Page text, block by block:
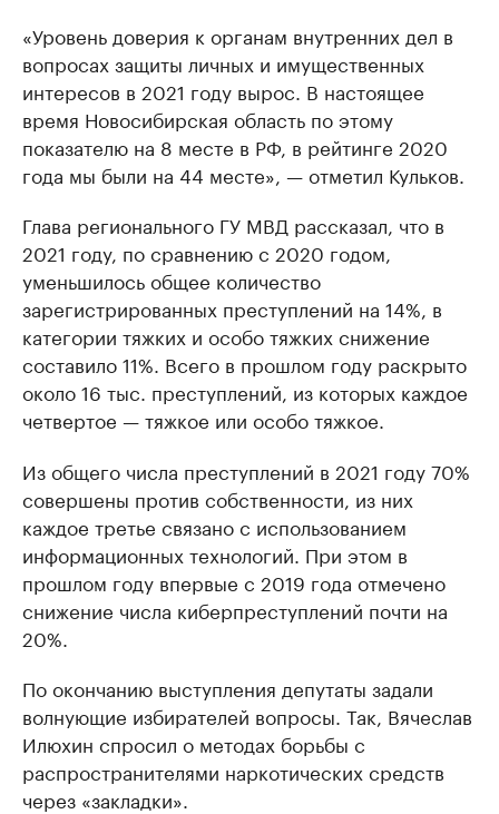
«Уровень доверия к органам внутренних дел в
вопросах защиты личных и имущественных
интересов в 2021 году вырос. В настоящее
время Новосибирская область по этому
показателю на 8 месте в РФ, в рейтинге 2020
года мы были на 44 месте», — отметил Кульков.
Глава регионального ГУ МВД рассказал, что в
2021 году, по сравнению с 2020 годом,
уменьшилось общее количество
зарегистрированных преступлений на 14%, в
категории тяжких и особо тяжких снижение
составило 11%. Всего в прошлом году раскрыто
около 16 тыс. преступлений, из которых каждое
четвертое — тяжкое или особо тяжкое.
Из общего числа преступлений в 2021 году 70%
совершены против собственности, из них
каждое третье связано с использованием
информационных технологий. При этом в
прошлом году впервые с 2019 года отмечено
снижение числа киберпреступлений почти на
20%.
По окончанию выступления депутаты задали
волнующие избирателей вопросы. Так, Вячеслав
Илюхин спросил о методах борьбы с
распространителями наркотических средств
через «закладки».